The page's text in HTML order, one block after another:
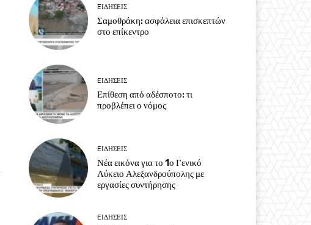
EΙΔΗΣΕΙΣ
Σαμοθράκη: ασφάλεια επισκεπτών
στο επίκεντρο
EΙΔΗΣΕΙΣ
Επίθεση από αδέσποτο: τι
προβλέπει ο νόμος
EΙΔΗΣΕΙΣ
Νέα εικόνα για το 1ο Γενικό
Λύκειο Αλεξανδρούπολης με
εργασίες συντήρησης
EΙΔΗΣΕΙΣ